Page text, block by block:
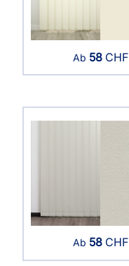
Ab 58CHF
Ab 58CHF